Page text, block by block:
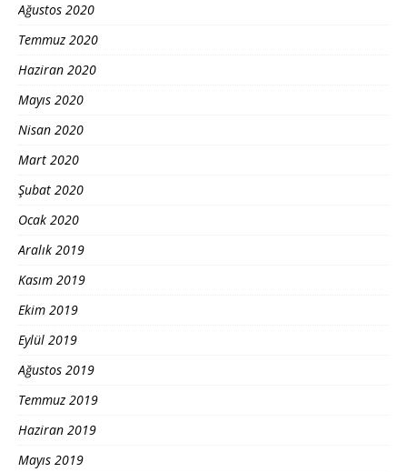
Ağustos 2020
Temmuz 2020
Haziran 2020
Mayıs 2020
Nisan 2020
Mart 2020
Şubat 2020
Ocak 2020
Aralık 2019
Kasım 2019
Ekim 2019
Eylül 2019
Ağustos 2019
Temmuz 2019
Haziran 2019
Mayıs 2019